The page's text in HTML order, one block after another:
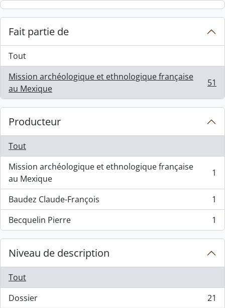
Skip to main content
Fait partie de
Tout
Mission archéologique et ethnologique française
au Mexique
, 51 résultats 51
Producteur
Tout
Mission archéologique et ethnologique française
au Mexique
, 1 résultats 1
Baudez Claude-François
, 1 résultats
1
Becquelin Pierre
, 1 résultats 1
Niveau de description
Tout
Dossier
, 21 résultats
21